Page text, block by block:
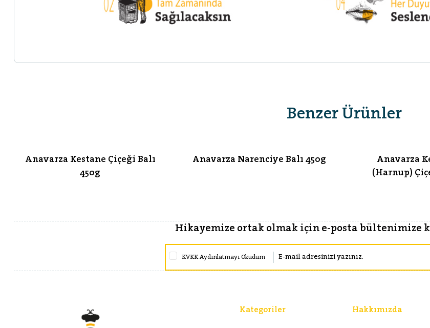
Benzer Ürünler
Anavarza Kestane Çiçeği Balı
450g
Anavarza Narenciye Balı 450g
Anavarza
(Harnup)
Hikayemize ortak olmak için e-posta bültenimize
KVKK Aydınlatmayı Okudum
Kategoriler Hakkımızda